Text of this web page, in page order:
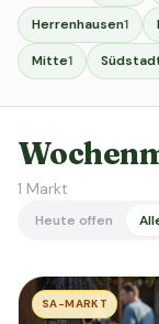
Herrenhausen1
Mitte1
1 Markt
Heute offen
SA-MARKT